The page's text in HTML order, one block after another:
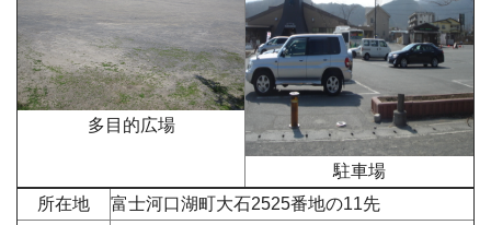
多目的広場
駐車場
所在地
富士河口湖町大石2525番地の11先